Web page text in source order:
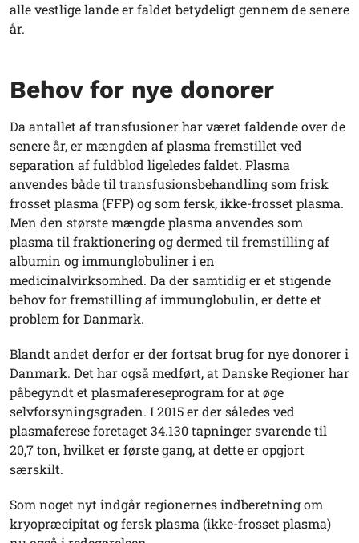
alle vestlige lande er faldet betydeligt gennem de senere
år.
Behov for nye donorer
Da antallet af transfusioner har været faldende over de
senere år, er mængden af plasma fremstillet ved
separation af fuldblod ligeledes faldet. Plasma
anvendes både til transfusionsbehandling som frisk
frosset plasma (FFP) og som fersk, ikke-frosset plasma.
Men den største mængde plasma anvendes som
plasma til fraktionering og dermed til fremstilling af
albumin og immunglobuliner i en
medicinalvirksomhed. Da der samtidig er et stigende
behov for fremstilling af immunglobulin, er dette et
problem for Danmark.
Blandt andet derfor er der fortsat brug for nye donorer i
Danmark. Det har også medført, at Danske Regioner har
påbegyndt et plasmafereseprogram for at øge
selvforsyningsgraden. I 2015 er der således ved
plasmaferese foretaget 34.130 tapninger svarende til
20,7 ton, hvilket er første gang, at dette er opgjort
særskilt.
Som noget nyt indgår regionernes indberetning om
kryopræcipitat og fersk plasma (ikke-frosset plasma)